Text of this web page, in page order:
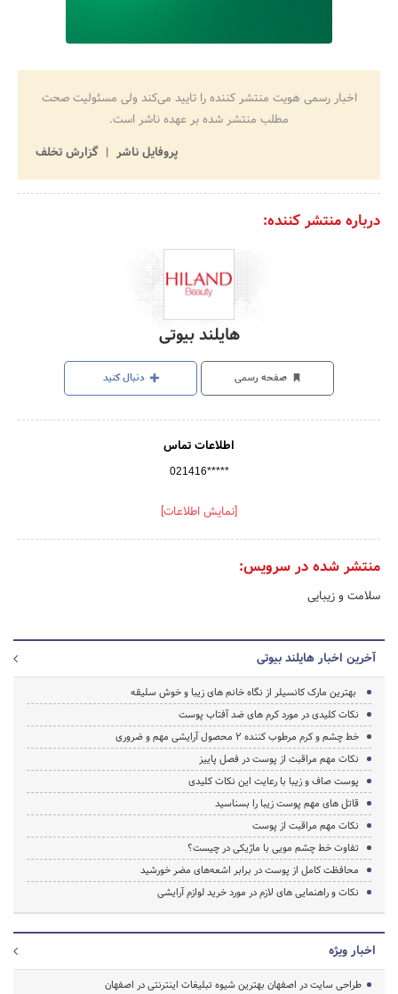
اخبار رسمی هویت منتشر کننده را تایید می‌کند ولی مسئولیت صحت
مطلب منتشر شده بر عهده ناشر است.
پروفایل ناشر
گزارش تخلف
درباره منتشر کننده:
هایلند بیوتی
صفحه رسمی دنبال کنید
اطلاعات تماس
021416*****
[نمایش اطلاعات]
منتشر شده در سرویس:
سلامت و زیبایی
آخرین اخبار هایلند بیوتی
بهترین مارک کانسیلر از نگاه خانم های زیبا و خوش سلیقه
نکات کلیدی در مورد کرم های ضد آفتاب پوست
خط چشم و کرم مرطوب کننده 2 محصول آرایشی مهم و ضروری
نکات مهم مراقبت از پوست در فصل پاییز
پوست صاف و زیبا با رعایت این نکات کلیدی
قاتل های مهم پوست زیبا را بسناسید
نکات مهم مراقبت از پوست
تفاوت خط چشم مویی با ماژیکی در چیست؟
محافظت کامل از پوست در برابر اشعه‌های مضر خورشید
نکات و راهنمایی های لازم در مورد خرید لوازم آرایشی
اخبار ویژه
طراحی سایت در اصفهان بهترین شیوه تبلیغات اینترنتی در اصفهان